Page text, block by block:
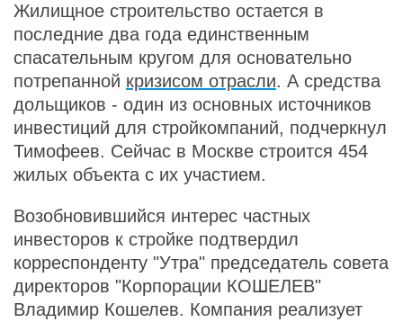
Жилищное строительство остается в
последние два года единственным
спасательным кругом для основательно
потрепанной кризисом отрасли. А средства
дольщиков - один из основных источников
инвестиций для стройкомпаний, подчеркнул
Тимофеев. Сейчас в Москве строится 454
жилых объекта с их участием.
Возобновившийся интерес частных
инвесторов к стройке подтвердил
корреспонденту "Утра" председатель совета
директоров "Корпорации КОШЕЛЕВ"
Владимир Кошелев. Компания реализует